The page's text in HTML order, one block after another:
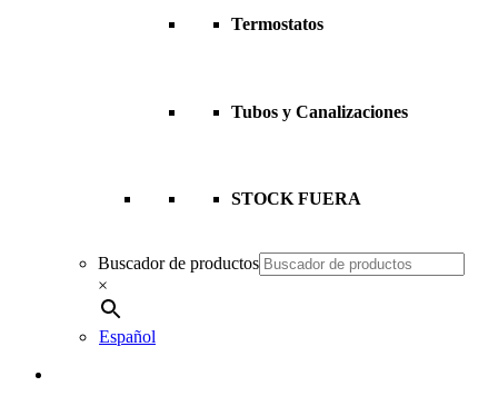
Termostatos
Tubos y Canalizaciones
STOCK FUERA
Buscador de productos
×
Español